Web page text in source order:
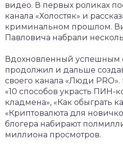
видео. В первых роликах
канала «Холостяк» и
криминальном прошлом.
Павловича набрали
Вдохновленный успешным
продолжил и дальше
своего канала «Люди
«10 способов украсть ПИН-
кладмена», «Как обыграть
«Криптовалюта для
блогера набирают
миллиона просмотров.